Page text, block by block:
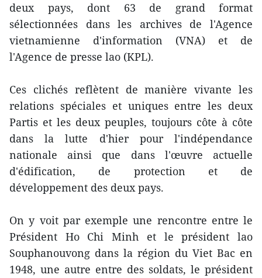
deux pays, dont 63 de grand format
sélectionnées dans les archives de l'Agence
vietnamienne d'information (VNA) et de
l'Agence de presse lao (KPL).
Ces clichés reflètent de manière vivante les
relations spéciales et uniques entre les deux
Partis et les deux peuples, toujours côte à côte
dans la lutte d'hier pour l'indépendance
nationale ainsi que dans l'œuvre actuelle
d'édification, de protection et de
développement des deux pays.
On y voit par exemple une rencontre entre le
Président Ho Chi Minh et le président lao
Souphanouvong dans la région du Viet Bac en
1948, une autre entre des soldats, le président